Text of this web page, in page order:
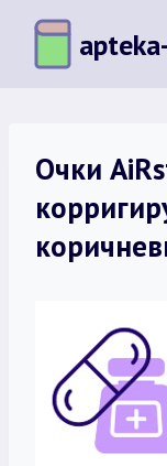
Перейти
содержимому
Очки